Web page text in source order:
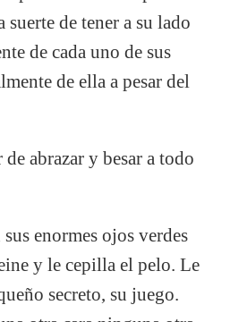
de tener a su lado
de cada uno de sus
de ella a pesar del
abrazar y besar a todo
enormes ojos verdes
y le cepilla el pelo. Le
secreto, su juego.